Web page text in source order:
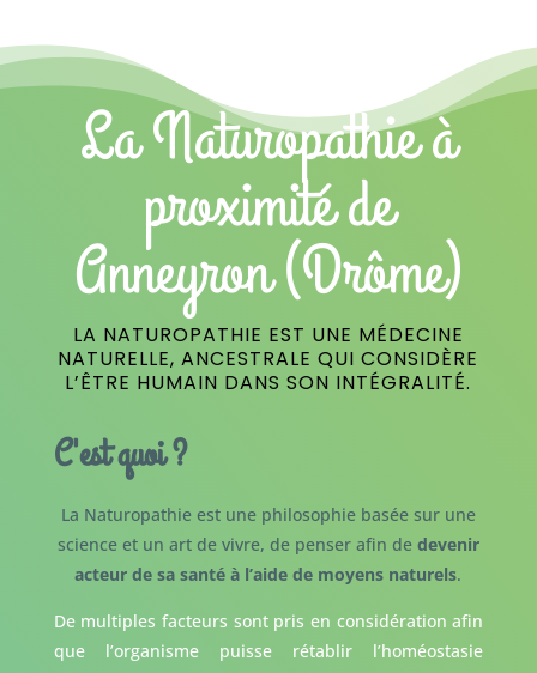
La Naturopathie à
proximité de
Anneyron (Drôme)
LA NATUROPATHIE EST UNE MÉDECINE
NATURELLE, ANCESTRALE QUI CONSIDÈRE
L’ÊTRE HUMAIN DANS SON INTÉGRALITÉ.
C'est quoi ?
La Naturopathie est une philosophie basée sur une
science et un art de vivre, de penser afin de devenir
acteur de sa santé à l’aide de moyens naturels.
De multiples facteurs sont pris en considération afin
que l’organisme puisse rétablir l’homéostasie